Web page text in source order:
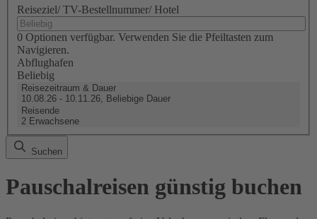
Reiseziel/ TV-Bestellnummer/ Hotel
0 Optionen verfügbar. Verwenden Sie die Pfeiltasten zum
Navigieren.
Abflughafen
Beliebig
Reisezeitraum & Dauer
10.08.26 - 10.11.26, Beliebige Dauer
Reisende
2 Erwachsene
Suchen
Pauschalreisen günstig buchen